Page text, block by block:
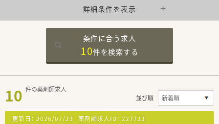
詳細条件を表示
条件に合う求人
10件を検索する
10 件の薬剤師求人
並び順
更新日： 2026/07/23 薬剤師求人ID： 227733